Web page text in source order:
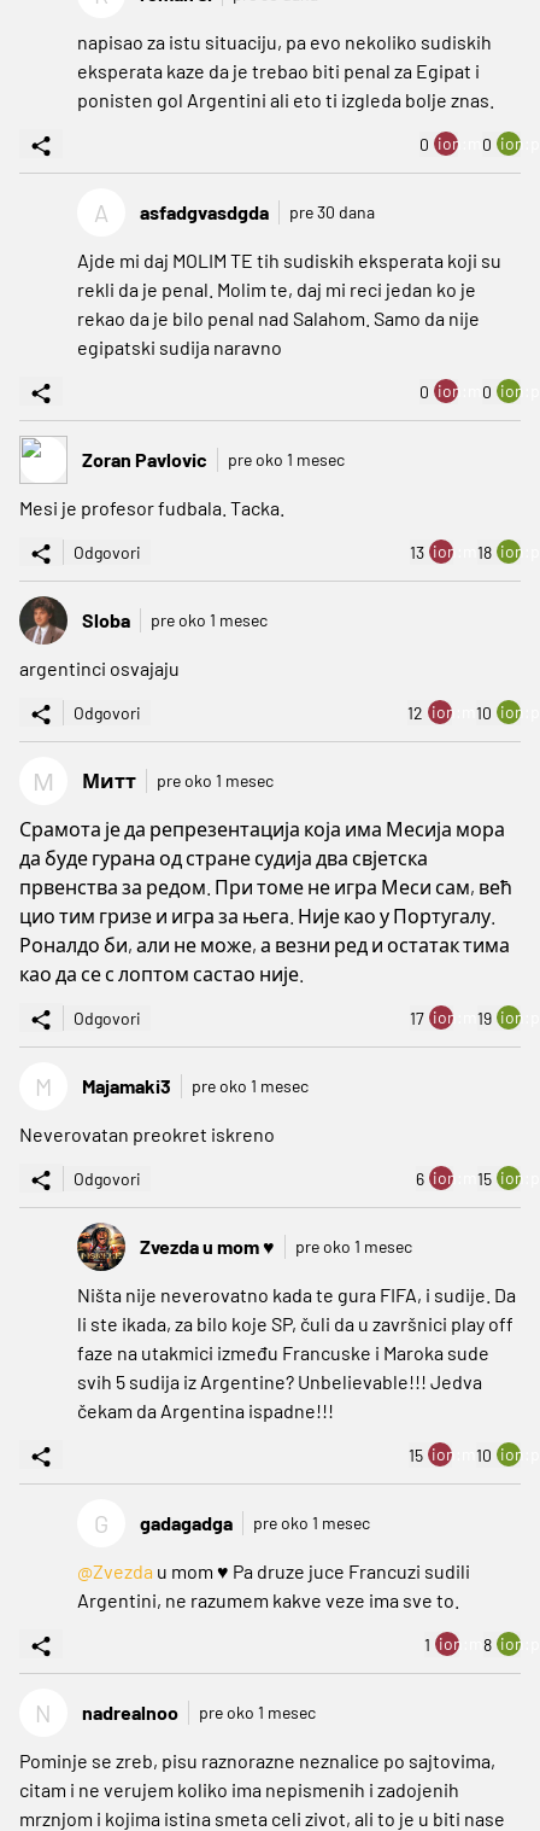
napisao za istu situaciju, pa evo nekoliko sudiskih
eksperata kaze da je trebao biti penal za Egipat i
ponisten gol Argentini ali eto ti izgleda bolje znas.
0 ion:minus
0
A asfadgvasdgda pre 30 dana
Ajde mi daj MOLIM TE tih sudiskih eksperata koji su
rekli da je penal. Molim te, daj mi reci jedan ko je
rekao da je bilo penal nad Salahom. Samo da nije
egipatski sudija naravno
0 ion:minus
0
Zoran Pavlovic pre oko 1 mesec
Mesi je profesor fudbala. Tacka.
Odgovori 13 ion:minus
18
Sloba pre oko 1 mesec
argentinci osvajaju
Odgovori 12 ion:minus
10
М Митт pre oko 1 mesec
Срамота је да репрезентација која има Месија мора
да буде гурана од стране судија два свјетска
првенства за редом. При томе не игра Меси сам, већ
цио тим гризе и игра за њега. Није као у Португалу.
Роналдо би, али не може, а везни ред и остатак тима
као да се с лоптом састао није.
Odgovori 17 ion:minus
19
M Majamaki3 pre oko 1 mesec
Neverovatan preokret iskreno
Odgovori 6 ion:minus
15
Zvezda u mom ♥️ pre oko 1 mesec
Ništa nije neverovatno kada te gura FIFA, i sudije. Da
li ste ikada, za bilo koje SP, čuli da u završnici play off
faze na utakmici između Francuske i Maroka sude
svih 5 sudija iz Argentine? Unbelievable!!! Jedva
čekam da Argentina ispadne!!!
15 ion:minus
10
G gadagadga pre oko 1 mesec
@Zvezda u mom ♥️ Pa druze juce Francuzi sudili
Argentini, ne razumem kakve veze ima sve to.
1 ion:minus
8
N nadrealnoo pre oko 1 mesec
Pominje se zreb, pisu raznorazne neznalice po sajtovima,
citam i ne verujem koliko ima nepismenih i zadojenih
mrznjom i kojima istina smeta celi zivot, ali to je u biti nase